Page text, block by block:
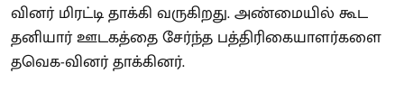
வினர் மிரட்டி தாக்கி வருகிறது. அண்மையில் கூட
தனியார் ஊடகத்தை சேர்ந்த பத்திரிகையாளர்களை
தவெக-வினர் தாக்கினர்.